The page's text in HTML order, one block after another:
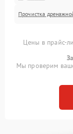
Прочистка
Цены в прайс-
Мы проверим